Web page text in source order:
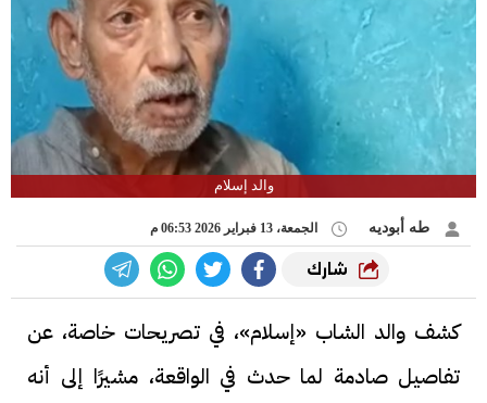
والد إسلام
طه أبوديه الجمعة، 13 فبراير 2026 06:53 م
شارك
كشف والد الشاب «إسلام»، في تصريحات خاصة، عن
تفاصيل صادمة لما حدث في الواقعة، مشيرًا إلى أنه